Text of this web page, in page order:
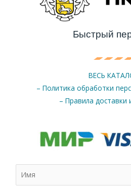
Быстрый
ВЕСЬ
– Политика обработки
– Правила доставки